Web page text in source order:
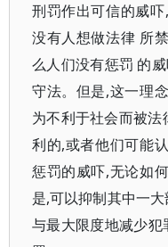
刑罚作出可信的威
没有人想做法律 所
么人们没有惩罚 的
守法。但是,这一理
为不利于社会而被
利的,或者他们可能
惩罚的威吓,无论如
是,可以抑制其中一
与最大限度地减少